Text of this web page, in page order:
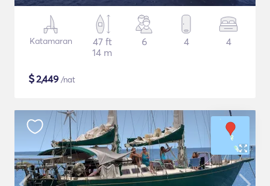
Katamaran
47 ft
14 m
6 4 4
$2,449 /nat